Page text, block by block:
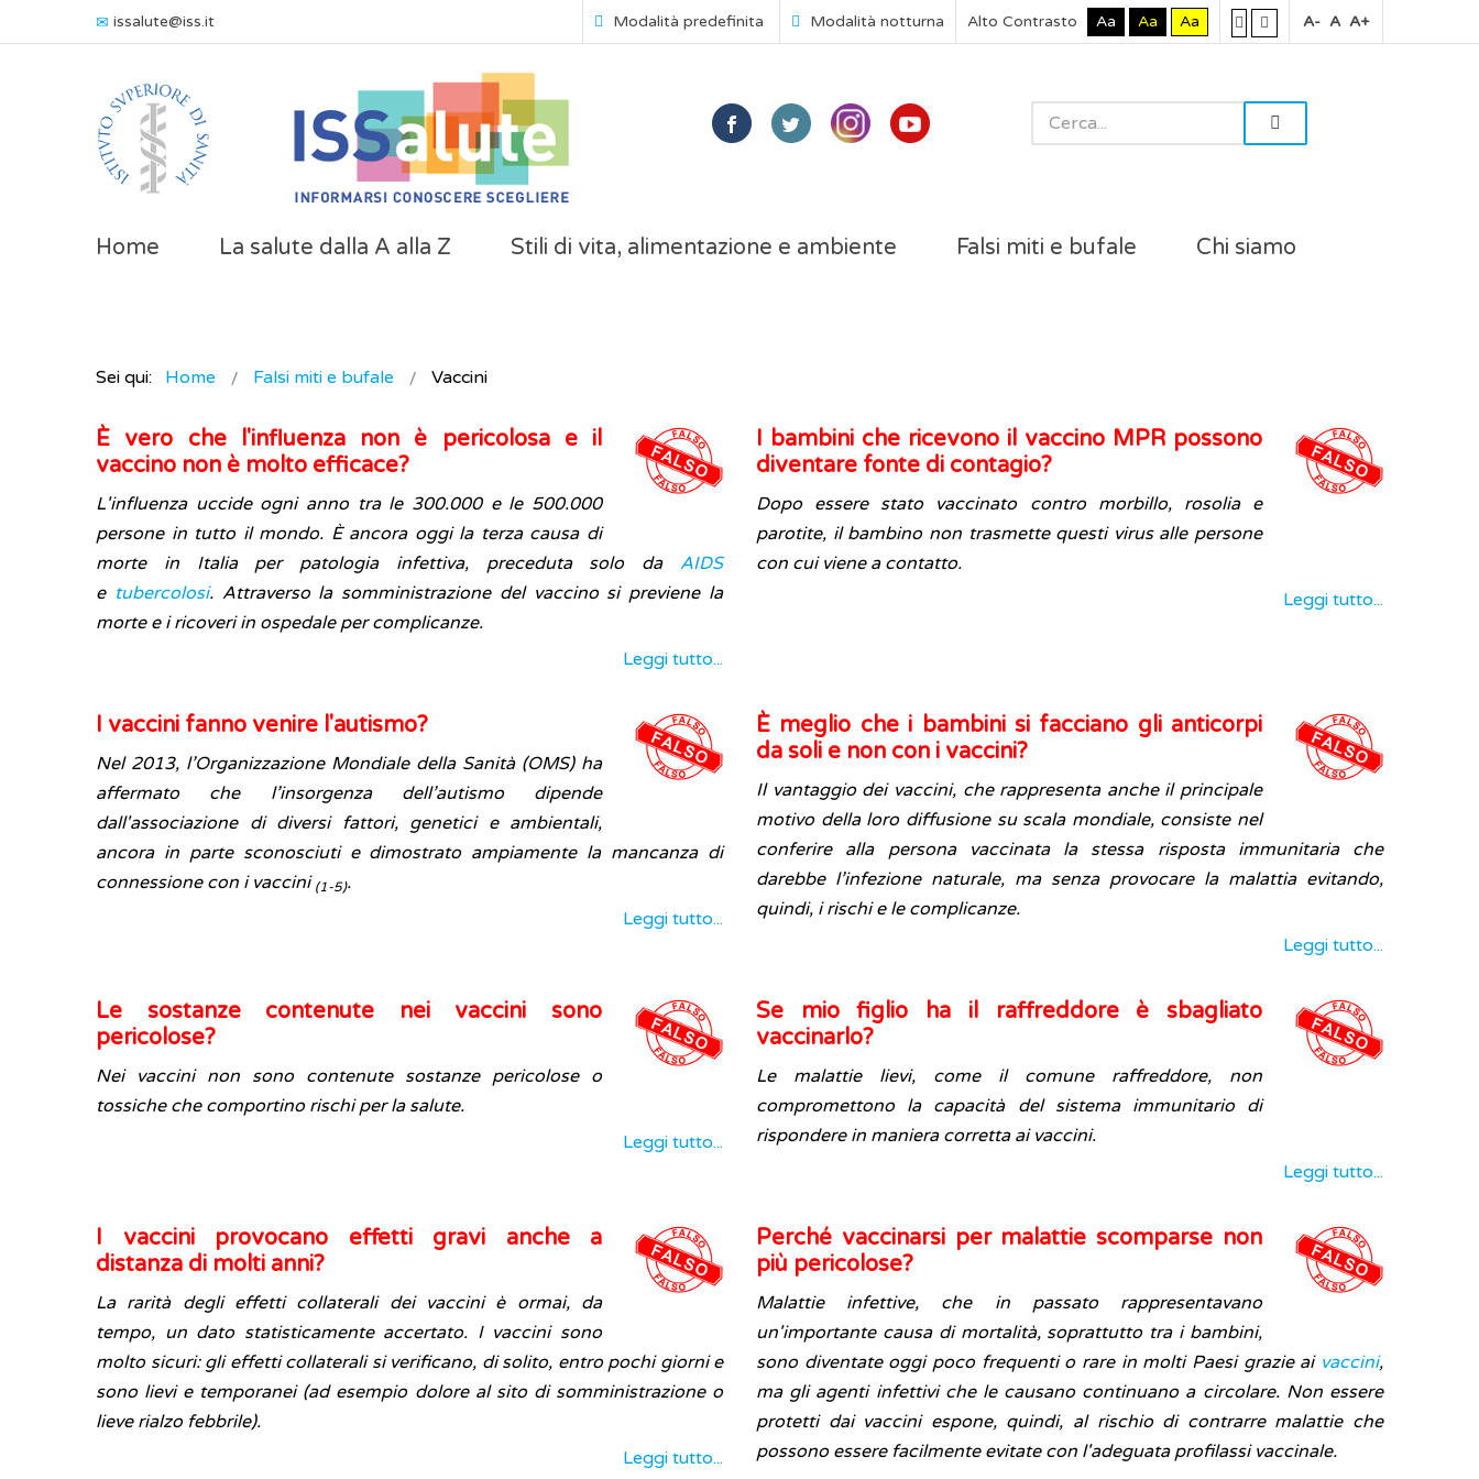
issalute@iss.it Modalità predefinita Modalità notturna Alto Contrasto Aa Aa Aa A- A A+
Home La salute dalla A alla Z Stili di vita, alimentazione e ambiente Falsi miti e bufale Chi siamo
Sei qui: Home Falsi miti e bufale Vaccini
È vero che l'influenza non è pericolosa e il
vaccino non è molto efficace?
L'influenza uccide ogni anno tra le 300.000 e le 500.000
persone in tutto il mondo. È ancora oggi la terza causa di
morte in Italia per patologia infettiva, preceduta solo da AIDS
e tubercolosi. Attraverso la somministrazione del vaccino si previene la
morte e i ricoveri in ospedale per complicanze.
Leggi tutto...
I bambini che ricevono il vaccino MPR possono
diventare fonte di contagio?
Dopo essere stato vaccinato contro morbillo, rosolia e
parotite, il bambino non trasmette questi virus alle persone
con cui viene a contatto.
Leggi tutto...
I vaccini fanno venire l'autismo?
Nel 2013, l’Organizzazione Mondiale della Sanità (OMS) ha
affermato che l’insorgenza dell’autismo dipende
dall'associazione di diversi fattori, genetici e ambientali,
ancora in parte sconosciuti e dimostrato ampiamente la mancanza di
connessione con i vaccini (1-5).
Leggi tutto...
È meglio che i bambini si facciano gli anticorpi
da soli e non con i vaccini?
Il vantaggio dei vaccini, che rappresenta anche il principale
motivo della loro diffusione su scala mondiale, consiste nel
conferire alla persona vaccinata la stessa risposta immunitaria che
darebbe l’infezione naturale, ma senza provocare la malattia evitando,
quindi, i rischi e le complicanze.
Leggi tutto...
Le sostanze contenute nei vaccini sono
pericolose?
Nei vaccini non sono contenute sostanze pericolose o
tossiche che comportino rischi per la salute.
Leggi tutto...
Se mio figlio ha il raffreddore è sbagliato
vaccinarlo?
Le malattie lievi, come il comune raffreddore, non
compromettono la capacità del sistema immunitario di
rispondere in maniera corretta ai vaccini.
Leggi tutto...
I vaccini provocano effetti gravi anche a
distanza di molti anni?
La rarità degli effetti collaterali dei vaccini è ormai, da
tempo, un dato statisticamente accertato. I vaccini sono
molto sicuri: gli effetti collaterali si verificano, di solito, entro pochi giorni e
sono lievi e temporanei (ad esempio dolore al sito di somministrazione o
lieve rialzo febbrile).
Leggi tutto...
Perché vaccinarsi per malattie scomparse non
più pericolose?
Malattie infettive, che in passato rappresentavano
un'importante causa di mortalità, soprattutto tra i bambini,
sono diventate oggi poco frequenti o rare in molti Paesi grazie ai vaccini,
ma gli agenti infettivi che le causano continuano a circolare. Non essere
protetti dai vaccini espone, quindi, al rischio di contrarre malattie che
possono essere facilmente evitate con l'adeguata profilassi vaccinale.